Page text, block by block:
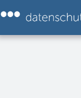
Inhalt
springen